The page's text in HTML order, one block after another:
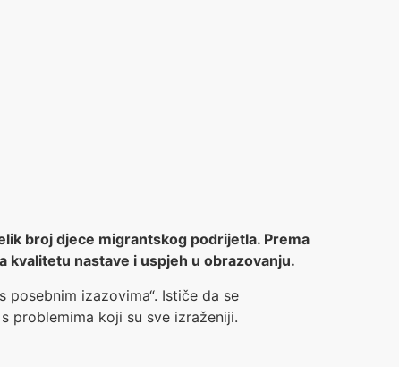
broj djece migrantskog podrijetla. Prema
kvalitetu nastave i uspjeh u obrazovanju.
izazovima“. Ističe da se
problemima koji su sve izraženiji.